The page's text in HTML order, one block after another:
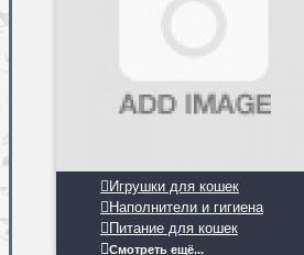
Игрушки для кошек
Наполнители и гигиена
Питание для кошек
Смотреть ещё...